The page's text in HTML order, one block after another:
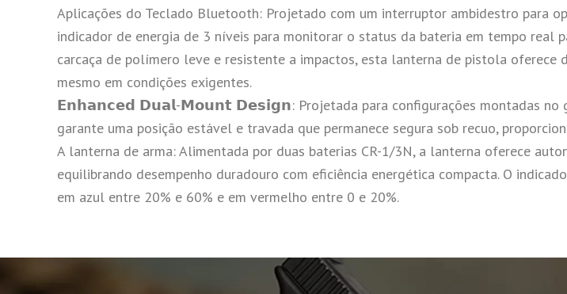
Aplicações do Teclado Bluetooth: Projetado com um interruptor ambidestro para
indicador de energia de 3 níveis para monitorar o status da bateria em tempo
carcaça de polímero leve e resistente a impactos, esta lanterna de pistola oferece
mesmo em condições exigentes.
𝗘𝗻𝗵𝗮𝗻𝗰𝗲𝗱 𝗗𝘂𝗮𝗹-𝗠𝗼𝘂𝗻𝘁 𝗗𝗲𝘀𝗶𝗴𝗻: Projetada para configurações montadas no
garante uma posição estável e travada que permanece segura sob recuo,
A lanterna de arma: Alimentada por duas baterias CR-1/3N, a lanterna oferece
equilibrando desempenho duradouro com eficiência energética compacta. O
em azul entre 20% e 60% e em vermelho entre 0 e 20%.